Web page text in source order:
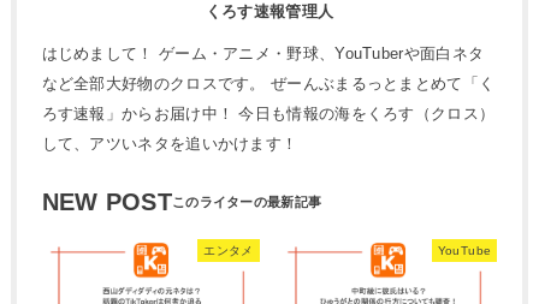
くろす速報管理人
はじめまして！ ゲーム・アニメ・野球、YouTuberや面白ネタ
など全部大好物のクロスです。 ぜーんぶまるっとまとめて「く
ろす速報」からお届け中！ 今日も情報の海をくろす（クロス）
して、アツいネタを追いかけます！
NEW POST
エンタメ YouTube